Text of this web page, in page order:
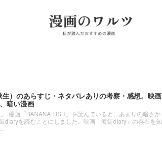
）のあらすじ・ネタバレありの考察・感想。映画
暗い漫画
漫画「BANANA FISH」を読んでいると、あまりの暗さか
diaryを読むことにしました。映画「海街diary」の存在を知